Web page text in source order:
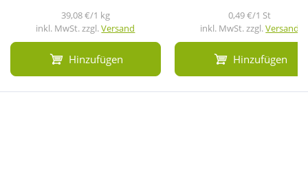
39,08 €/1 kg
inkl. MwSt. zzgl.Versand
Hinzufügen
0,49 €/1 St
inkl. MwSt. zzgl.Versand
Hinzufügen